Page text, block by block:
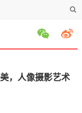
，人像摄影艺术